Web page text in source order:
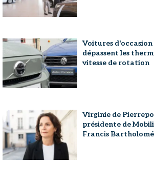
Voitures d'occasion
dépassent les
vitesse de rotation
Virginie de
présidente de
Francis Bartholomé